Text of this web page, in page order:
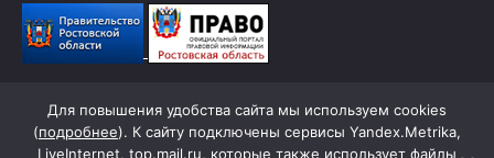
© 2026 Слава Труду
Для повышения удобства сайта мы используем cookies
(подробнее). К сайту подключены сервисы Yandex.Metrika,
LiveInternet, top.mail.ru, которые также использует файлы